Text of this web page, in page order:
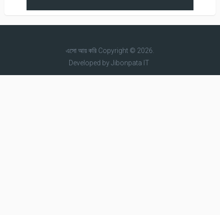
এসো আয় করিCopyright © 2026.
Developed byJibonpata IT